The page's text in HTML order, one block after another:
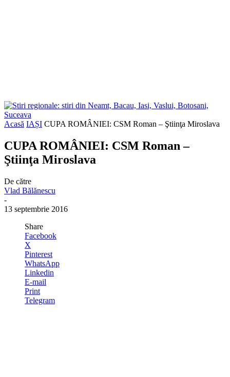
Acasă IAȘI CUPA ROMÂNIEI: CSM Roman – Ştiinţa Miroslava
CUPA ROMÂNIEI: CSM Roman –
Ştiinţa Miroslava
De către
Vlad Bălănescu
-
13 septembrie 2016
Share
Facebook
X
Pinterest
WhatsApp
Linkedin
E-mail
Print
Telegram